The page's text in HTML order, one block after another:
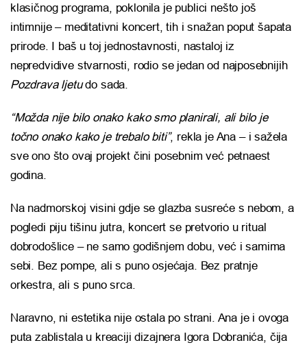
klasičnog programa, poklonila je publici nešto još
intimnije – meditativni koncert, tih i snažan poput šapata
prirode. I baš u toj jednostavnosti, nastaloj iz
nepredvidive stvarnosti, rodio se jedan od najposebnijih
Pozdrava ljetudo sada.
“Možda nije bilo onako kako smo planirali, ali bilo je
točno onako kako je trebalo biti”, rekla je Ana – i sažela
sve ono što ovaj projekt čini posebnim već petnaest
godina.
Na nadmorskoj visini gdje se glazba susreće s nebom, a
pogledi piju tišinu jutra, koncert se pretvorio u ritual
dobrodošlice – ne samo godišnjem dobu, već i samima
sebi. Bez pompe, ali s puno osjećaja. Bez pratnje
orkestra, ali s puno srca.
Naravno, ni estetika nije ostala po strani. Ana je i ovoga
puta zablistala u kreaciji dizajnera Igora Dobranića, čija